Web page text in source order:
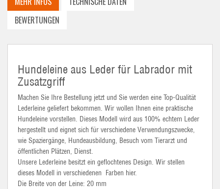
BEWERTUNGEN
Hundeleine aus Leder für Labrador mit
Zusatzgriff
Machen Sie Ihre Bestellung jetzt und Sie werden eine Top-Qualität
Lederleine geliefert bekommen. Wir wollen Ihnen eine praktische
Hundeleine vorstellen. Dieses Modell wird aus 100% echtem Leder
hergestellt und eignet sich für verschiedene Verwendungszwecke,
wie Spaziergänge, Hundeausbildung, Besuch vom Tierarzt und
öffentlichen Plätzen, Dienst.
Unsere Lederleine besitzt ein geflochtenes Design. Wir stellen
dieses Modell in verschiedenen Farben hier.
Die Breite von der Leine: 20 mm